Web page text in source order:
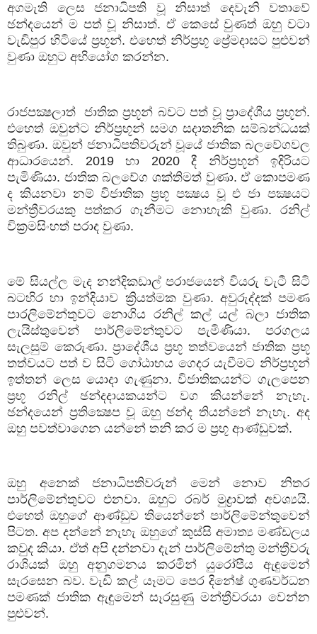
අගමැති
ලෙස ජනාධිපති වූ නිසාත් දෙවැනි
වතාවේ
ඡන්දයෙන් ම පත් වූ නිසාත්. ඒ කෙසේ වුණත් ඔහු වටා
වැඩිපුර හිටියේ ප්‍රභූන්. එහෙත් නිර්ප්‍රභූ ප්‍රේමදාසට පුළුවන්
වුණා ඔහුට අභියෝග කරන්න.
රාජපක්‍ෂලාත් ජාතික ප්‍රභූන් බවට පත් වූ ප්‍රාදේශීය ප්‍රභූන්.
එහෙත් ඔවුන්ට නිර්ප්‍රභූන් සමග සදාතනික සම්බන්ධයක්
තිබුණා. ඔවුන් ජනාධිපතිවරුන් වූයේ ජාතික බලවේගවල
ආධාරයෙන්. 2019 හා 2020 දී නිර්ප්‍රභූන්
ඉදිරියට
පැමිණියා. ජාතික බලවේග ශක්තිමත් වුණා.ඒ කොපමණ
ද කියනවා නම් විජාතික ප්‍රභූ පක්‍ෂය වූ එ ජා පක්‍ෂයට
මන්ත්‍රීවරයකු පත්කර ගැනීමට නොහැකි වුණා.රනිල්
වික්‍රමසිංහත් පරාද වුණා.
මේ සියල්ල මැද නන්දිකඩාල් පරාජයෙන් වියරු වැටී සිටි
බටහිර හා ඉන්දියාව ක්‍රියත්මක වුණා. අවුරුද්දක් පමණ
පාරලිමේන්තුවට නොගිය රනිල් කල් යල් බලා ජාතික
ලැයිස්තුවෙන්
පාර්ලිමේන්තුවට පැමිණියා. පරගලය
සැලසුම් කෙරුණා.ප්‍රාදේශීය ප්‍රභූ තත්වයෙන් ජාතික ප්‍රභූ
තත්වයට පත් ව සිටි ගෝඨාභය ගෙදර යැවීමට නිර්ප්‍රභූන්
ඉත්තන් ලෙස යොදා ගැණුනා.විජාතිකයන්ට ගැලපෙන
ප්‍රභූ
රනිල් ඡන්දදායකයන්ට වග කියන්නේ නැහැ.
ඡන්දයෙන් ප්‍රතික්‍ෂෙප වූ ඔහු ඡන්ද තියන්නේ නැහැ.අද
ඔහු පවත්වාගෙන යන්නේ තනි කර ම ප්‍රභූ ආණ්ඩුවක්.
ඔහු අනෙක් ජනාධිපතිවරුන් මෙන් නොව
නිතර
පාර්ලිමේන්තුවට එනවා. ඔහුට රබර් මුද්‍රාවක් අවශ්‍යයි.
එහෙත් ඔහුගේ ආණ්ඩුව තියෙන්නේ පාර්ලිමේන්තුවෙන්
පිටත. අප දන්නේ නැහැ ඔහුගේ කුස්සි අමාත්‍ය මණ්ඩලය
කවුද කියා. ඒත් අපි දන්නවා දැන් පාර්ලිමේන්තු මන්ත්‍රීවරු
රාශියක්
ඔහු අනුගමනය කරමින් යුරෝපීය
ඇඳුමෙන්
සැරසෙන බව.වැඩි කල් යෑමට පෙර දිනේෂ් ගුණවර්ධන
පමණක් ජාතික ඇඳුමෙන් සෑරසුණු මන්ත්‍රීවරයා වෙන්න
පුළුවන්.